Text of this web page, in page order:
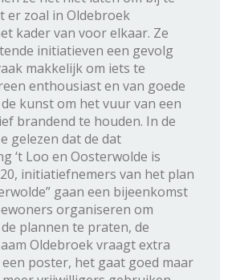
er zoal in Oldebroek
kader van voor elkaar. Ze
initiatieven een gevolg
makkelijk om iets te
enthousiast en van goede
kunst om het vuur van een
brandend te houden. In de
gelezen dat de dat
‘t Loo en Oosterwolde is
initiatiefnemers van het plan
gaan een bijeenkomst
organiseren om
plannen te praten, de
Oldebroek vraagt extra
een poster, het gaat goed maar